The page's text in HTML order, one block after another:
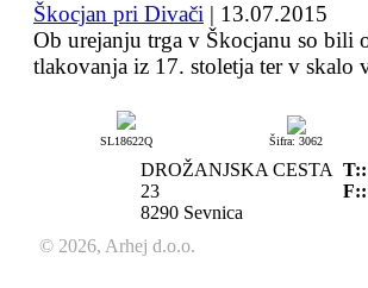
Škocjan pri Divači | 13.07.2015
Ob urejanju trga v Škocjanu so bili
tlakovanja iz 17. stoletja ter v skalo
SL18622Q Šifra: 3062
DROŽANJSKA CESTA
23
8290 Sevnica
T::
F::
© 2026, Arhej d.o.o.